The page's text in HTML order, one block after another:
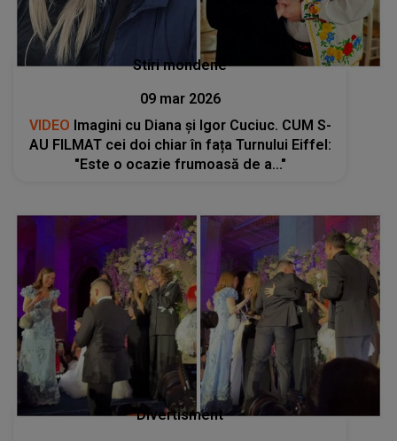
Stiri mondene
09 mar 2026
VIDEO Imagini cu Diana și Igor Cuciuc. CUM S-
AU FILMAT cei doi chiar în fața Turnului Eiffel:
"Este o ocazie frumoasă de a..."
Divertisment